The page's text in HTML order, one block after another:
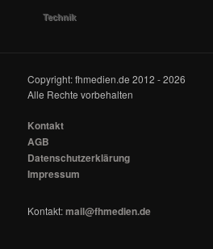
Technik
Copyright: fhmedien.de 2012 - 2026
Alle Rechte vorbehalten
Kontakt
AGB
Datenschutzerklärung
Impressum
Kontakt:mail@fhmedien.de